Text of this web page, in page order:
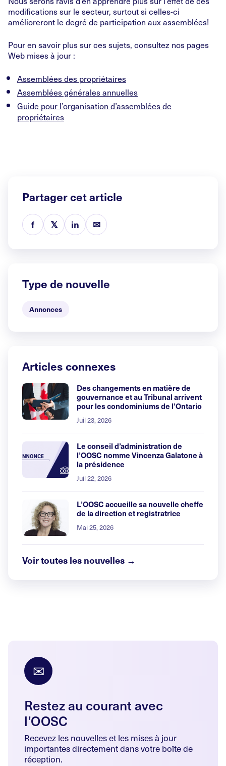
modifications sur le secteur, surtout si celles-ci
amélioreront le degré de participation aux assemblées!
Pour en savoir plus sur ces sujets, consultez nos pages
Web mises à jour :
Assemblées des propriétaires
Assemblées générales annuelles
Guide pour l’organisation d’assemblées de
propriétaires
Partager cet article
f 𝕏 in ✉
Type de nouvelle
Annonces
Articles connexes
Des changements en matière de
gouvernance et au Tribunal arrivent
pour les condominiums de l’Ontario
Juil 23, 2026
Le conseil d’administration de
l’OOSC nomme Vincenza Galatone à
la présidence
Juil 22, 2026
L’OOSC accueille sa nouvelle cheffe
de la direction et registratrice
Mai 25, 2026
Voir toutes les nouvelles →
✉
Restez au courant avec
l’OOSC
Recevez les nouvelles et les mises à jour
importantes directement dans votre boîte de
réception.